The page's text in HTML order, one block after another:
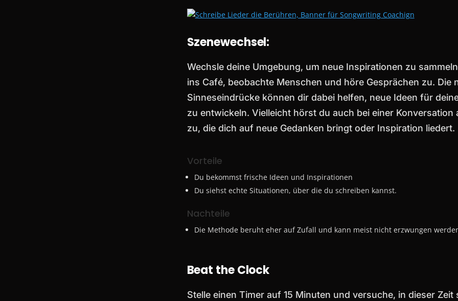
Szenewechsel:
Wechsle deine Umgebung, um neue Inspirationen zu
ins Café, beobachte Menschen und höre Gesprächen zu. Die
Sinneseindrücke können dir dabei helfen, neue Ideen für
zu entwickeln. Vielleicht hörst du auch bei einer Konversation
zu, die dich auf neue Gedanken bringt oder Inspiration liedert.
Vorteile
Du bekommst frische Ideen und Inspirationen
Du siehst echte Situationen, über die du schreiben kannst.
Nachteile
Die Methode beruht eher auf Zufall und kann meist nicht erzwungen
Beat the Clock
Stelle einen Timer auf 15 Minuten und versuche, in dieser Zeit